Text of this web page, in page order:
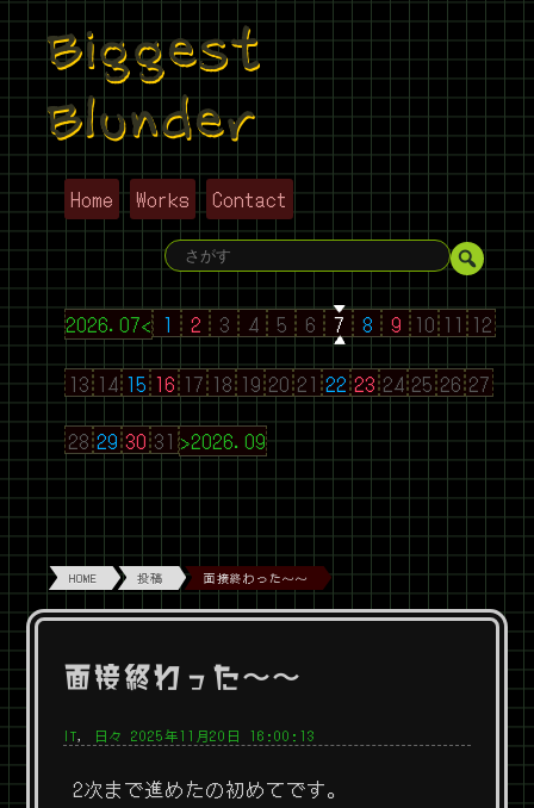
Biggest
Blunder
Home Works Contact
2026.07< 1 2 3 4 5 6 7 8 9 10 11 12
13 14 15 16 17 18 19 20 21 22 23 24 25 26 27
28 29 30 31 >2026.09
HOME 投稿 面接終わった〜〜
面接終わった〜〜
IT, 日々 2025年11月20日 16:00:13
2次まで進めたの初めてです。